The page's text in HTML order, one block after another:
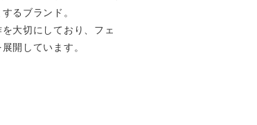
るブランド。
大切にしており、フェ
開しています。